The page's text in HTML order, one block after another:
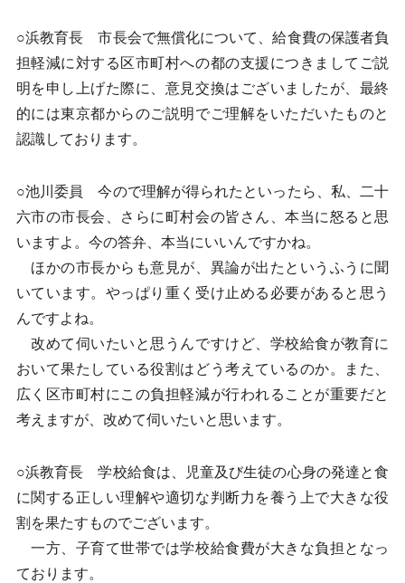
○浜教育長 市長会で無償化について、給食費の保護者負
担軽減に対する区市町村への都の支援につきましてご説
明を申し上げた際に、意見交換はございましたが、最終
的には東京都からのご説明でご理解をいただいたものと
認識しております。
○池川委員 今ので理解が得られたといったら、私、二十
六市の市長会、さらに町村会の皆さん、本当に怒ると思
いますよ。今の答弁、本当にいいんですかね。
ほかの市長からも意見が、異論が出たというふうに聞
いています。やっぱり重く受け止める必要があると思う
んですよね。
改めて伺いたいと思うんですけど、学校給食が教育に
おいて果たしている役割はどう考えているのか。また、
広く区市町村にこの負担軽減が行われることが重要だと
考えますが、改めて伺いたいと思います。
○浜教育長 学校給食は、児童及び生徒の心身の発達と食
に関する正しい理解や適切な判断力を養う上で大きな役
割を果たすものでございます。
一方、子育て世帯では学校給食費が大きな負担となっ
ております。